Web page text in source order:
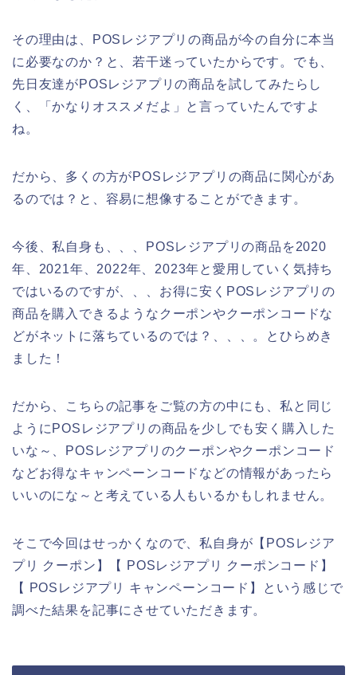
その理由は、POSレジアプリの商品が今の自分に本当
に必要なのか？と、若干迷っていたからです。でも、
先日友達がPOSレジアプリの商品を試してみたらし
く、「かなりオススメだよ」と言っていたんですよ
ね。
だから、多くの方がPOSレジアプリの商品に関心があ
るのでは？と、容易に想像することができます。
今後、私自身も、、、POSレジアプリの商品を2020
年、2021年、2022年、2023年と愛用していく気持ち
ではいるのですが、、、お得に安くPOSレジアプリの
商品を購入できるようなクーポンやクーポンコードな
どがネットに落ちているのでは？、、、。とひらめき
ました！
だから、こちらの記事をご覧の方の中にも、私と同じ
ようにPOSレジアプリの商品を少しでも安く購入した
いな～、POSレジアプリのクーポンやクーポンコード
などお得なキャンペーンコードなどの情報があったら
いいのにな～と考えている人もいるかもしれません。
そこで今回はせっかくなので、私自身が【POSレジア
プリ クーポン】【 POSレジアプリ クーポンコード】
【 POSレジアプリ キャンペーンコード】という感じで
調べた結果を記事にさせていただきます。